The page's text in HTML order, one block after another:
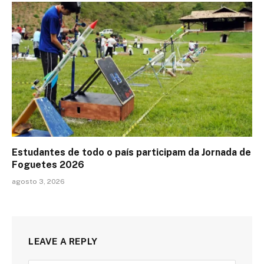
Estudantes de todo o país participam da Jornada de
Foguetes 2026
agosto 3, 2026
LEAVE A REPLY